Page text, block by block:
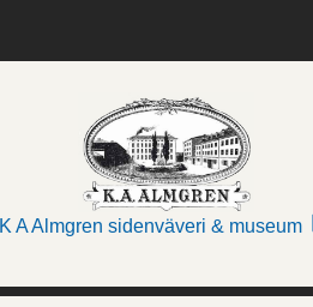
K A Almgren sidenväveri & museum